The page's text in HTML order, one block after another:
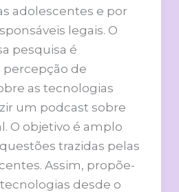
adolescentes e por
legais. O
pesquisa é
de
as tecnologias
um podcast sobre
O objetivo é amplo
trazidas pelas
Assim, propõe-
desde o